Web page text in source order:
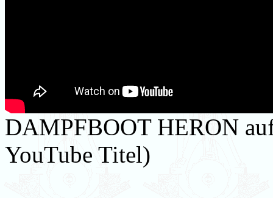
DAMPFBOOT HERON
YouTube Titel)